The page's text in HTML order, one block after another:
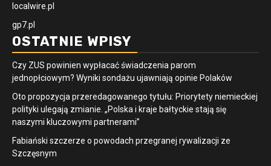
localwire.pl
gp7.pl
OSTATNIE WPISY
Czy ZUS powinien wypłacać świadczenia parom
jednopłciowym? Wyniki sondażu ujawniają opinie Polaków
Oto propozycja przeredagowanego tytułu: Priorytety niemieckiej
polityki ulegają zmianie. „Polska i kraje bałtyckie stają się
naszymi kluczowymi partnerami”
Fabiański szczerze o powodach przegranej rywalizacji ze
Szczęsnym